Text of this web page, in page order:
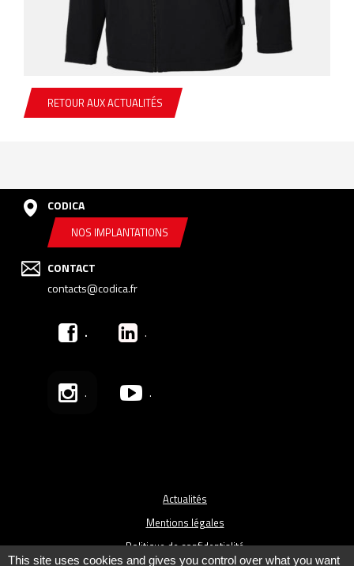
RETOUR AUX ACTUALITÉS
CODICA
NOS IMPLANTATIONS
CONTACT
contacts@codica.fr
. .
. .
Actualités
Mentions légales
Politique de confidentialité
This site uses cookies and gives you control over what you want